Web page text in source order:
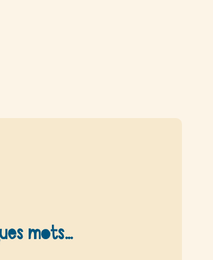
mots…